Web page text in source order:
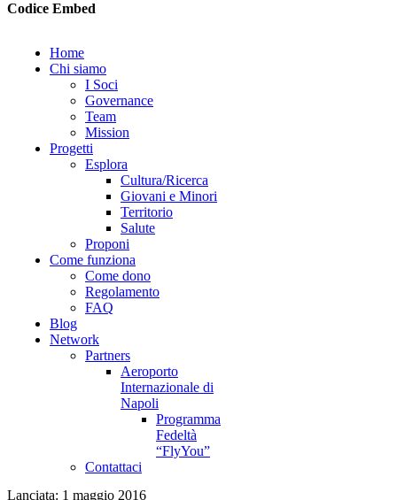
Codice Embed
Lanciata: 1 maggio 2016